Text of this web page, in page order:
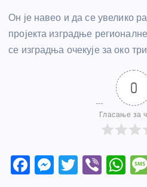
Он је навео и да се увелико
пројекта изградње
се изградња очекује за око
0
Гласање за
F
M
T
Vi W